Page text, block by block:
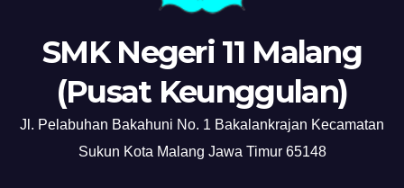
SMK Negeri 11 Malang
(Pusat Keunggulan)
Jl. Pelabuhan Bakahuni No. 1 Bakalankrajan Kecamatan
Sukun Kota Malang Jawa Timur 65148